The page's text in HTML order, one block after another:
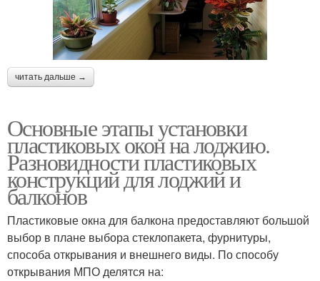
читать дальше →
Основные этапы установки
пластиковых окон на лоджию.
Разновидности пластиковых
конструкций для лоджий и
балконов
Пластиковые окна для балкона предоставляют большой
выбор в плане выбора стеклопакета, фурнитуры,
способа открывания и внешнего виды. По способу
открывания МПО делятся на: